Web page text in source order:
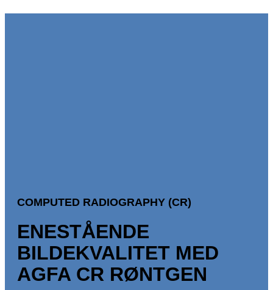
COMPUTED RADIOGRAPHY (CR)
ENESTÅENDE
BILDEKVALITET MED
AGFA CR RØNTGEN